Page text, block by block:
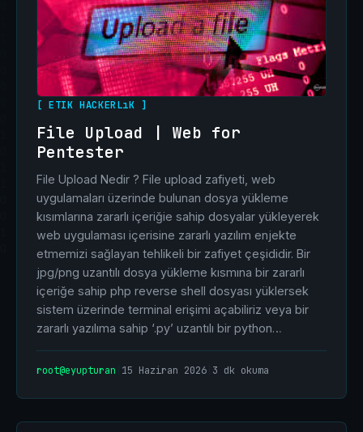
[ ETIK HACKERLıK ]
File Upload | Web for
Pentester
File Upload Nedir ? File upload zafiyeti, web
uygulamaları üzerinde bulunan dosya yükleme
kısımlarına zararlı içeriğie sahip dosyalar yükleyerek
web uygulaması içerisine zararlı yazılım enjekte
etmemizi sağlayan tehlikeli bir zafiyet çeşididir. Bir
jpg/png uzantılı dosya yükleme kısmına bir zararlı
içeriğe sahip php reverse shell dosyası yüklersek
sistem üzerinde terminal erişimi açabiliriz veya bir
zararlı yazılıma sahip ‘.py’ uzantılı bir python…
root@eyupturan 15 Haziran 2026 3 dk okuma